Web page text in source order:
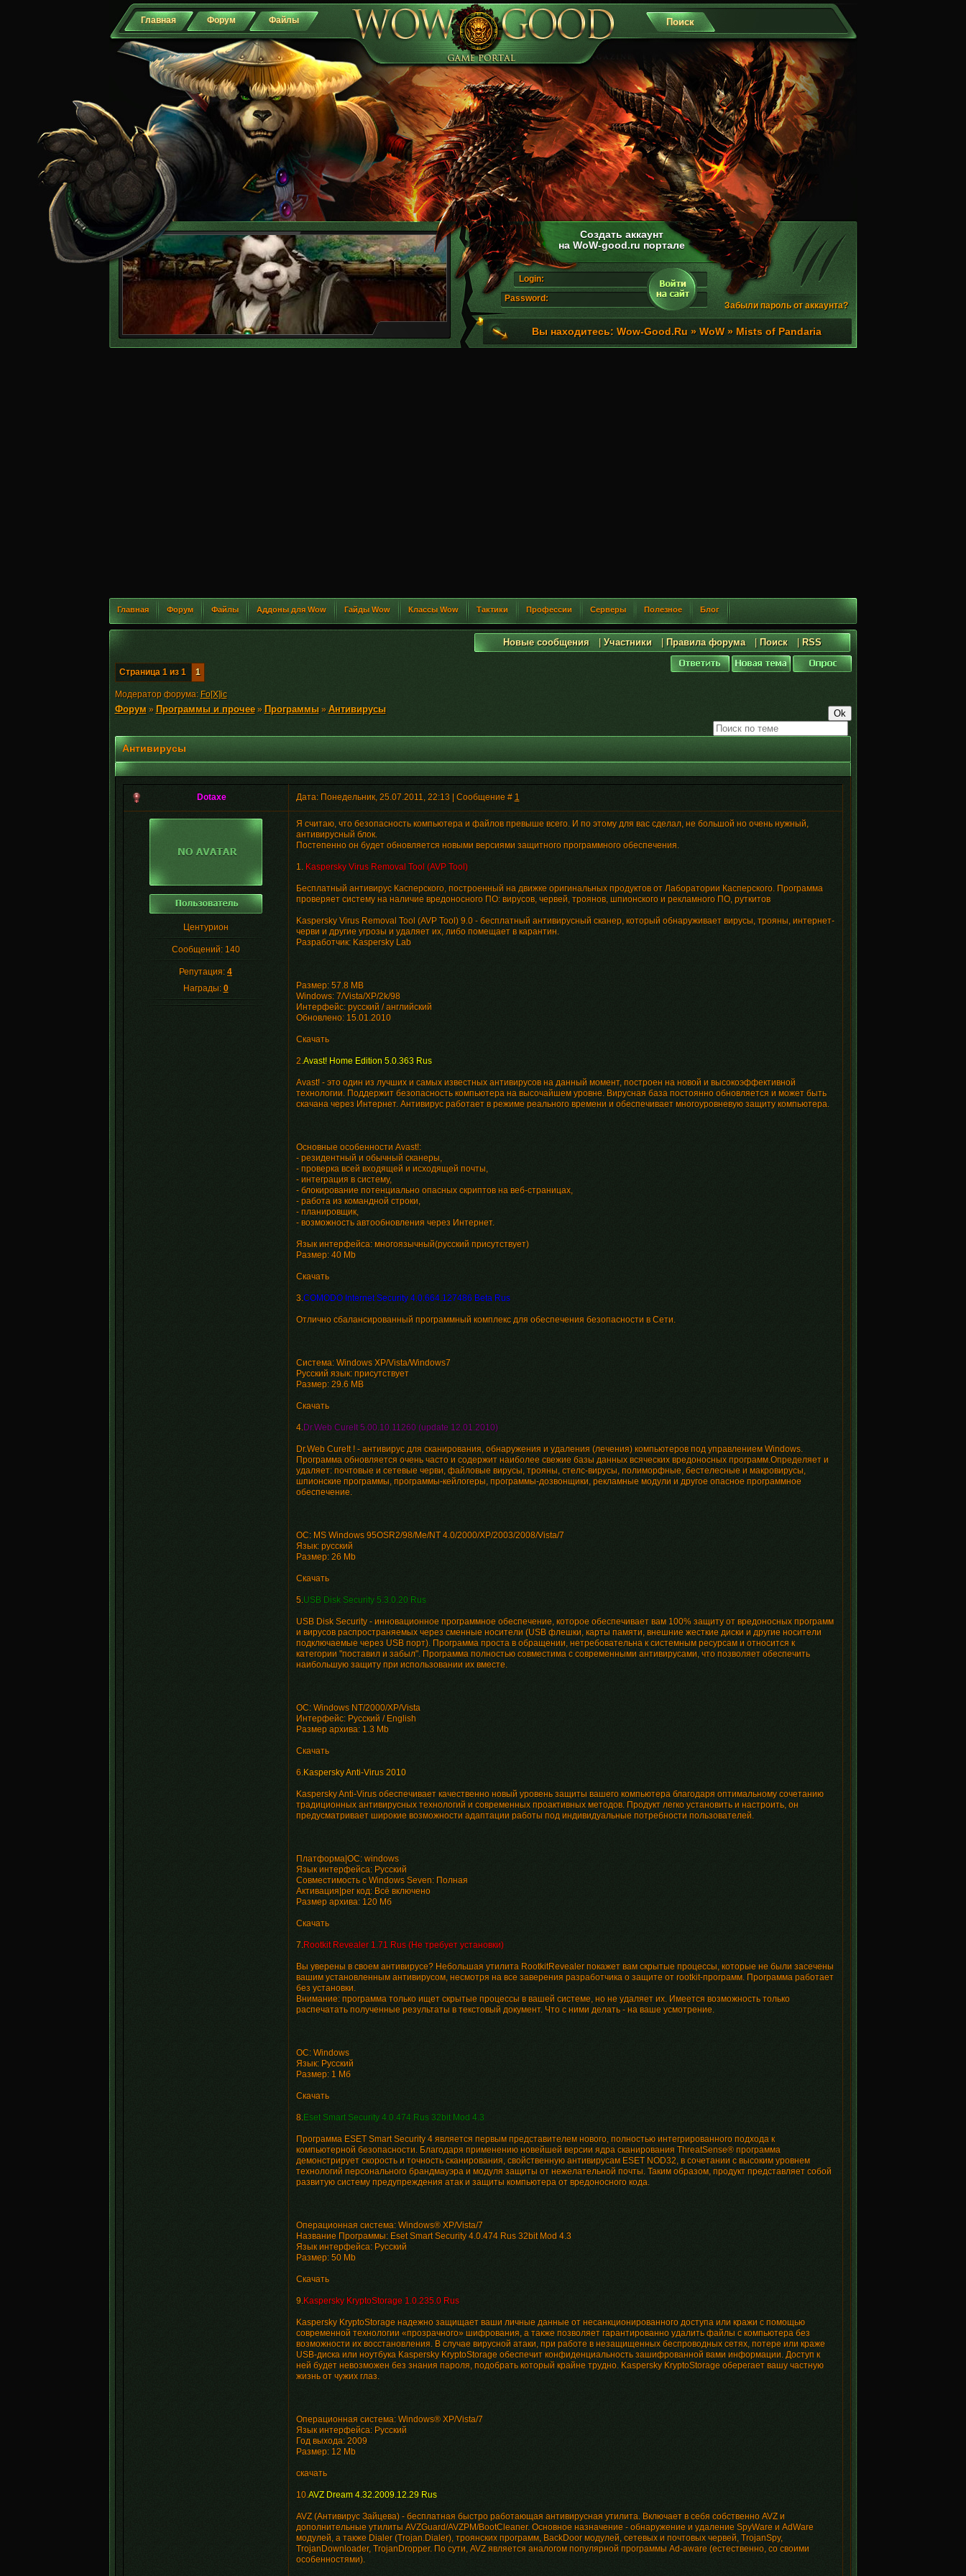
Главная Форум Файлы
Создать аккаунт
на WoW-good.ru портале
Login:
Password:
Забыли пароль от аккаунта?
Вы находитесь: Wow-Good.Ru » WoW » Mists of Pandaria
Главная Форум Файлы Аддоны для Wow Гайды Wow Классы Wow Тактики Профессии Серверы Полезное Блог
Новые сообщения| Участники| Правила форума| Поиск| RSS
Страница 1из 1 1
Модератор форума: Fo[X]ic
Форум» Программы и прочее» Программы» Антивирусы
Антивирусы
Dotaxe Дата: Понедельник, 25.07.2011, 22:13 | Сообщение # 1
Центурион
Сообщений: 140
Репутация: 4
Награды: 0
Я считаю, что безопасность компьютера и файлов превыше всего. И по этому для вас сделал, не большой но очень нужный,
антивирусный блок.
Постепенно он будет обновляется новыми версиями защитного программного обеспечения.
1. Kaspersky Virus Removal Tool (AVP Tool)
Бесплатный антивирус Касперского, построенный на движке оригинальных продуктов от Лаборатории Касперского. Программа
проверяет систему на наличие вредоносного ПО: вирусов, червей, троянов, шпионского и рекламного ПО, руткитов
Kaspersky Virus Removal Tool (AVP Tool) 9.0 - бесплатный антивирусный сканер, который обнаруживает вирусы, трояны, интернет-
черви и другие угрозы и удаляет их, либо помещает в карантин.
Разработчик: Kaspersky Lab
Размер: 57.8 MB
Windows: 7/Vista/XP/2k/98
Интерфейс: русский / английский
Обновлено: 15.01.2010
Cкачать
2.Avast! Home Edition 5.0.363 Rus
Avast! - это один из лучших и самых известных антивирусов на данный момент, построен на новой и высокоэффективной
технологии. Поддержит безопасность компьютера на высочайшем уровне. Вирусная база постоянно обновляется и может быть
скачана через Интернет. Антивирус работает в режиме реального времени и обеспечивает многоуровневую защиту компьютера.
Основные особенности Avast!:
- резидентный и обычный сканеры,
- проверка всей входящей и исходящей почты,
- интеграция в систему,
- блокирование потенциально опасных скриптов на веб-страницах,
- работа из командной строки,
- планировщик,
- возможность автообновления через Интернет.
Язык интерфейса: многоязычный(русский присутствует)
Размер: 40 Mb
Скачать
3.COMODO Internet Security 4.0.664.127486 Beta Rus
Отлично сбалансированный программный комплекс для обеспечения безопасности в Сети.
Система: Windows XP/Vista/Windows7
Русский язык: присутствует
Размер: 29.6 MB
Скачать
4.Dr.Web CureIt 5.00.10.11260 (update 12.01.2010)
Dr.Web CureIt ! - антивирус для сканирования, обнаружения и удаления (лечения) компьютеров под управлением Windows.
Программа обновляется очень часто и содержит наиболее свежие базы данных всяческих вредоносных программ.Определяет и
удаляет: почтовые и сетевые черви, файловые вирусы, трояны, стелс-вирусы, полиморфные, бестелесные и макровирусы,
шпионские программы, программы-кейлогеры, программы-дозвонщики, рекламные модули и другое опасное программное
обеспечение.
ОС: MS Windows 95OSR2/98/Me/NT 4.0/2000/XP/2003/2008/Vista/7
Язык: русский
Размер: 26 Mb
Cкачать
5.USB Disk Security 5.3.0.20 Rus
USB Disk Security - инновационное программное обеспечение, которое обеспечивает вам 100% защиту от вредоносных программ
и вирусов распространяемых через сменные носители (USB флешки, карты памяти, внешние жесткие диски и другие носители
подключаемые через USB порт). Программа проста в обращении, нетребовательна к системным ресурсам и относится к
категории "поставил и забыл". Программа полностью совместима с современными антивирусами, что позволяет обеспечить
наибольшую защиту при использовании их вместе.
OC: Windows NT/2000/XP/Vista
Интерфейс: Русский / English
Размер архива: 1.3 Mb
Скачать
6.Kaspersky Anti-Virus 2010
Kaspersky Anti-Virus обеспечивает качественно новый уровень защиты вашего компьютера благодаря оптимальному сочетанию
традиционных антивирусных технологий и современных проактивных методов. Продукт легко установить и настроить, он
предусматривает широкие возможности адаптации работы под индивидуальные потребности пользователей.
Платформа|OC: windows
Язык интерфейса: Русский
Совместимость с Windows Seven: Полная
Активация|рег код: Всё включено
Размер архива: 120 Мб
Скачать
7.Rootkit Revealer 1.71 Rus (Не требует установки)
Вы уверены в своем антивирусе? Небольшая утилита RootkitRevealer покажет вам скрытые процессы, которые не были засечены
вашим установленным антивирусом, несмотря на все заверения разработчика о защите от rootkit-программ. Программа работает
без установки.
Внимание: программа только ищет скрытые процессы в вашей системе, но не удаляет их. Имеется возможность только
распечатать полученные результаты в текстовый документ. Что с ними делать - на ваше усмотрение.
ОС: Windows
Язык: Русский
Размер: 1 Мб
Скачать
8.Eset Smart Security 4.0.474 Rus 32bit Mod 4.3
Программа ESET Smart Security 4 является первым представителем нового, полностью интегрированного подхода к
компьютерной безопасности. Благодаря применению новейшей версии ядра сканирования ThreatSense® программа
демонстрирует скорость и точность сканирования, свойственную антивирусам ESET NOD32, в сочетании с высоким уровнем
технологий персонального брандмауэра и модуля защиты от нежелательной почты. Таким образом, продукт представляет собой
развитую систему предупреждения атак и защиты компьютера от вредоносного кода.
Операционная система: Windows® XP/Vista/7
Название Программы: Eset Smart Security 4.0.474 Rus 32bit Mod 4.3
Язык интерфейса: Русский
Размер: 50 Mb
Скачать
9.Kaspersky KryptoStorage 1.0.235.0 Rus
Kaspersky KryptoStorage надежно защищает ваши личные данные от несанкционированного доступа или кражи с помощью
современной технологии «прозрачного» шифрования, а также позволяет гарантированно удалить файлы с компьютера без
возможности их восстановления. В случае вирусной атаки, при работе в незащищенных беспроводных сетях, потере или краже
USB-диска или ноутбука Kaspersky KryptoStorage обеспечит конфиденциальность зашифрованной вами информации. Доступ к
ней будет невозможен без знания пароля, подобрать который крайне трудно. Kaspersky KryptoStorage оберегает вашу частную
жизнь от чужих глаз.
Операционная система: Windows® XP/Vista/7
Язык интерфейса: Русский
Год выхода: 2009
Размер: 12 Mb
скачать
10.AVZ Dream 4.32.2009.12.29 Rus
AVZ (Антивирус Зайцева) - бесплатная быстро работающая антивирусная утилита. Включает в себя собственно AVZ и
дополнительные утилиты AVZGuard/AVZPM/BootCleaner. Основное назначение - обнаружение и удаление SpyWare и AdWare
модулей, а также Dialer (Trojan.Dialer), троянских программ, BackDoor модулей, сетевых и почтовых червей, TrojanSpy,
TrojanDownloader, TrojanDropper. По сути, AVZ является аналогом популярной программы Ad-aware (естественно, со своими
особенностями).